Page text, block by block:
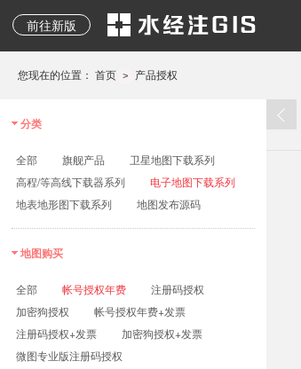
前往新版
地质图、专题图等其它
专业地图
地图下载
离线地图
水经注二维API
您现在的位置： 首页 > 产品授权
分类
全部 旗舰产品
卫星地图下载系列
高程/等高线下载器系列
电子地图下载系列
地表地形图下载系列
地图发布源码
地图购买
全部 帐号授权年费
注册码授权
加密狗授权
帐号授权年费+发票
注册码授权+发票
加密狗授权+发票
微图专业版注册码授权